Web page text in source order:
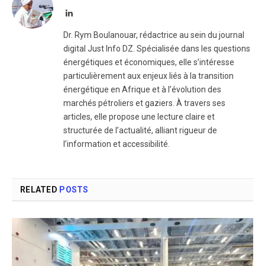
LinkedIn
Dr. Rym Boulanouar, rédactrice au sein du journal
digital Just Info DZ. Spécialisée dans les questions
énergétiques et économiques, elle s’intéresse
particulièrement aux enjeux liés à la transition
énergétique en Afrique et à l’évolution des
marchés pétroliers et gaziers. À travers ses
articles, elle propose une lecture claire et
structurée de l’actualité, alliant rigueur de
l’information et accessibilité.
RELATED POSTS